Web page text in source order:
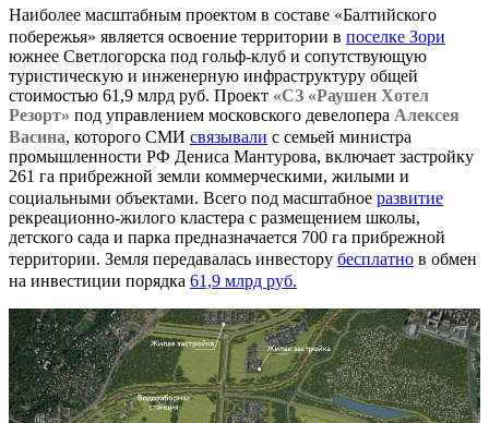
Наиболее масштабным проектом в составе «Балтийского
побережья» является освоение территории в поселке Зори
южнее Светлогорска под гольф-клуб и сопутствующую
туристическую и инженерную инфраструктуру общей
стоимостью 61,9 млрд руб. Проект «СЗ «Раушен Хотел
Резорт» под управлением московского девелопера Алексея
Васина, которого СМИ связывали с семьей министра
промышленности РФ Дениса Мантурова, включает застройку
261 га прибрежной земли коммерческими, жилыми и
социальными объектами. Всего под масштабное развитие
рекреационно-жилого кластера с размещением школы,
детского сада и парка предназначается 700 га прибрежной
территории. Земля передавалась инвестору бесплатно в обмен
на инвестиции порядка 61,9 млрд руб.